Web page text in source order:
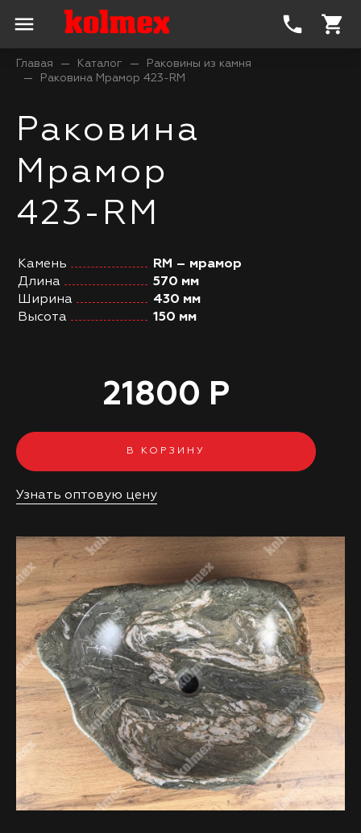
menu phone shopping_cart
Главая Каталог
Раковины из камня
Раковина Мрамор 423-RM
Раковина
Мрамор
423-RM
Камень
RM – мрамор
Длина
570 мм
Ширина
430 мм
Высота
150 мм
21800 Р
В КОРЗИНУ
Узнать оптовую цену